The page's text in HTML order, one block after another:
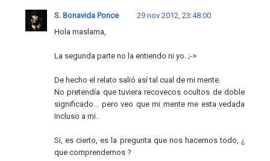
S. Bonavida Ponce
29 nov 2012, 23:48:00
Hola maslama,
La segunda parte no la entiendo ni yo. ;->
De hecho el relato salió así tal cual de mi mente.
No pretendía que tuviera recovecos ocultos de doble
significado... pero veo que mi mente me esta vedada
incluso a mi.
Si, es cierto, es la pregunta que nos hacemos todo, ¿
que comprendemos ?